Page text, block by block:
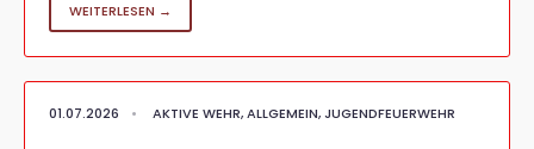
WEITERLESEN →
01.07.2026 • AKTIVE WEHR,ALLGEMEIN,JUGENDFEUERWEHR